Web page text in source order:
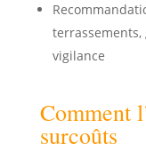
terrassements,
vigilance
Comment
surcoûts